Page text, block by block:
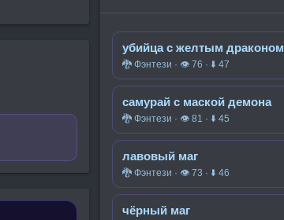
убийца с желтым драконом
🐉 Фэнтези · 👁 76 · ⬇ 47
самурай с маской демона
🐉 Фэнтези · 👁 81 · ⬇ 45
лавовый маг
🐉 Фэнтези · 👁 73 · ⬇ 46
чёрный маг